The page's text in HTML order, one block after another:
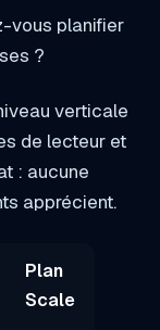
vous planifier
?
verticale
de lecteur et
: aucune
apprécient.
Plan
Scale